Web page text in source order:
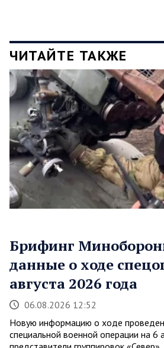
ЧИТАЙТЕ ТАКЖЕ
Брифинг
данные о ходе
августа 2026 года
06.08.2026 12:52
Новую информацию о ходе
специальной военной операции на 6